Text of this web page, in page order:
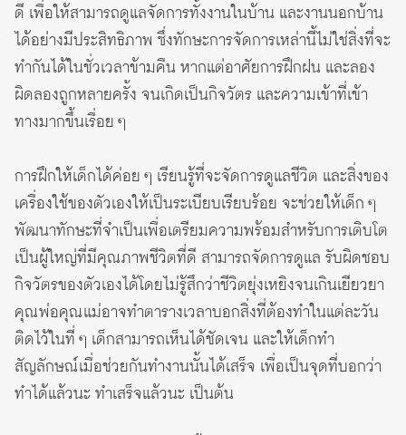
ดี เพื่อให้สามารถดูแลจัดการทั้งงานในบ้าน และงานนอกบ้าน
ได้อย่างมีประสิทธิภาพ ซึ่งทักษะการจัดการเหล่านี้ไม่ใช่สิ่งที่จะ
ทำกันได้ในชั่วเวลาข้ามคืน หากแต่อาศัยการฝึกฝน และลอง
ผิดลองถูกหลายครั้ง จนเกิดเป็นกิจวัตร และความเข้าที่เข้า
ทางมากขึ้นเรื่อย ๆ
การฝึกให้เด็กได้ค่อย ๆ เรียนรู้ที่จะจัดการดูแลชีวิต และสิ่งของ
เครื่องใช้ของตัวเองให้เป็นระเบียบเรียบร้อย จะช่วยให้เด็ก ๆ
พัฒนาทักษะที่จำเป็นเพื่อเตรียมความพร้อมสำหรับการเติบโต
เป็นผู้ใหญ่ที่มีคุณภาพชีวิตที่ดี สามารถจัดการดูแล รับผิดชอบ
กิจวัตรของตัวเองได้โดยไม่รู้สึกว่าชีวิตยุ่งเหยิงจนเกินเยียวยา
คุณพ่อคุณแม่อาจทำตารางเวลาบอกสิ่งที่ต้องทำในแต่ละวัน
ติดไว้ในที่ ๆ เด็กสามารถเห็นได้ชัดเจน และให้เด็กทำ
สัญลักษณ์เมื่อช่วยกันทำงานนั้นได้เสร็จ เพื่อเป็นจุดที่บอกว่า
ทำได้แล้วนะ ทำเสร็จแล้วนะ เป็นต้น